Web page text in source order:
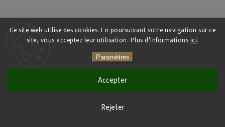
Ce site web utilise des cookies. En poursuivant votre navigation sur ce
site, vous acceptez leur utilisation. Plus d'informations ici.
Paramètres
Rejeter
Accepter
En stock(>5 pc) En stock(>5 pc)